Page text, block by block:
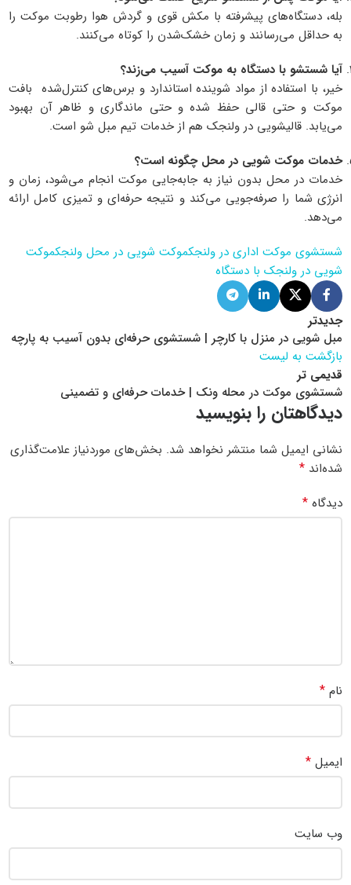
بله، دستگاه‌های پیشرفته با مکش قوی و گردش هوا رطوبت موکت را
به حداقل می‌رسانند و زمان خشک‌شدن را کوتاه می‌کنند.
آیا شستشو با دستگاه به موکت آسیب می‌زند؟
خیر، با استفاده از مواد شوینده استاندارد و برس‌های کنترل‌شده بافت
موکت و حتی قالی حفظ شده و حتی ماندگاری و ظاهر آن بهبود
می‌یابد. قالیشویی در ولنجک هم از خدمات تیم مبل شو است.
خدمات موکت شویی در محل چگونه است؟
خدمات در محل بدون نیاز به جابه‌جایی موکت انجام می‌شود، زمان و
انرژی شما را صرفه‌جویی می‌کند و نتیجه حرفه‌ای و تمیزی کامل ارائه
می‌دهد.
شستشوی موکت اداری در ولنجکموکت شویی در محل ولنجکموکت
شویی در ولنجک با دستگاه
جدیدتر
مبل شویی در منزل با کارچر | شستشوی حرفه‌ای بدون آسیب به پارچه
بازگشت به لیست
قدیمی تر
شستشوی موکت در محله ونک | خدمات حرفه‌ای و تضمینی
دیدگاهتان را بنویسید
نشانی ایمیل شما منتشر نخواهد شد. بخش‌های موردنیاز علامت‌گذاری
شده‌اند*
دیدگاه*
نام*
ایمیل*
وب‌ سایت